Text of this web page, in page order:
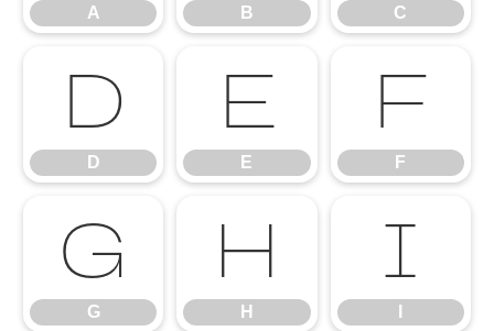
A B C
D
D
E
E
F
F
G
G
H
H
I